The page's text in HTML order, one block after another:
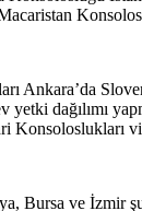
Ankara’da
yetki dağılımı
Konsoloslukları
Bursa ve İzmir